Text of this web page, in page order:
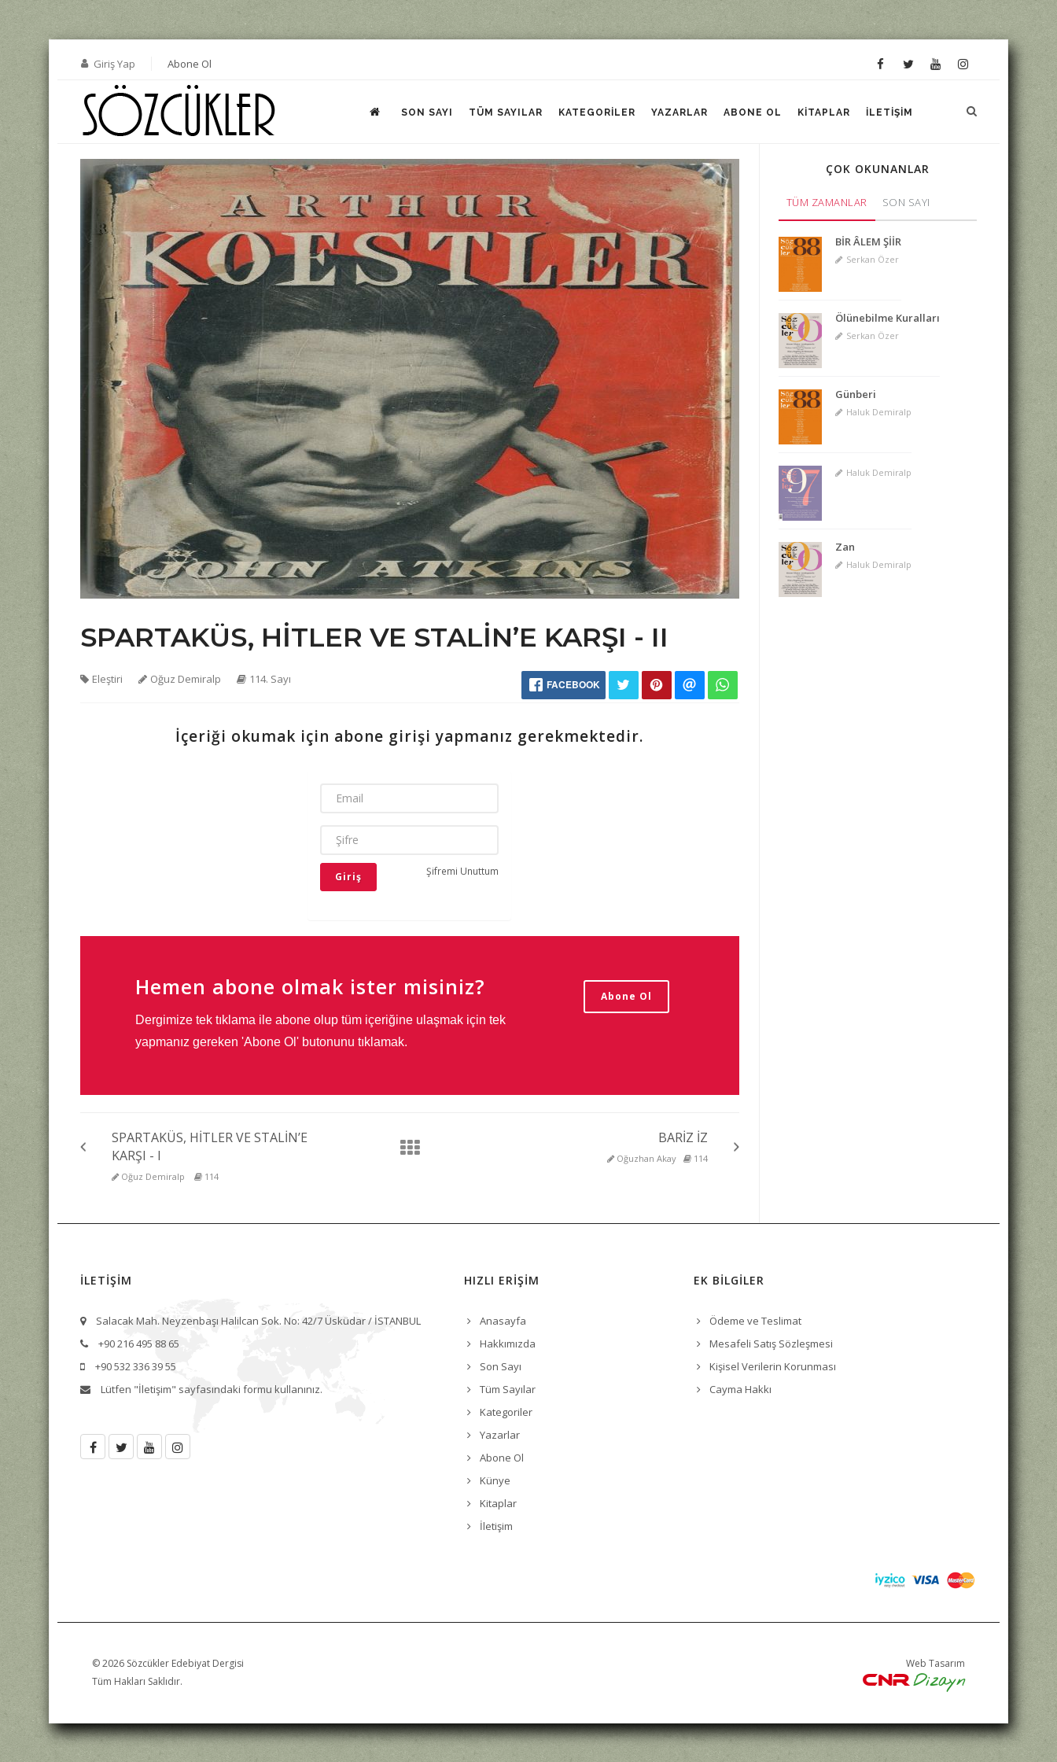
Giriş Yap Abone Ol
SON SAYI TÜM SAYILAR KATEGORILER YAZARLAR ABONE OL KITAPLAR İLETIŞIM
SPARTAKÜS, HİTLER VE STALİN’E KARŞI - II
Eleştiri Oğuz Demiralp 114. Sayı FACEBOOK
İçeriği okumak için abone girişi yapmanız gerekmektedir.
EMAIL
ŞIFRE
Şifremi Unuttum
Hemen abone olmak ister misiniz?
Dergimize tek tıklama ile abone olup tüm içeriğine ulaşmak için tek
yapmanız gereken 'Abone Ol' butonunu tıklamak.
Abone Ol
SPARTAKÜS, HİTLER VE STALİN’E
KARŞI - I
Oğuz Demiralp 114
BARİZ İZ
Oğuzhan Akay 114
ÇOK OKUNANLAR
TÜM ZAMANLAR SON SAYI
BİR ÂLEM ŞİİR
Serkan Özer
Ölünebilme Kuralları
Serkan Özer
Günberi
Haluk Demiralp
Haluk Demiralp
Zan
Haluk Demiralp
İLETİŞİM
Salacak Mah. Neyzenbaşı Halilcan Sok. No: 42/7 Üsküdar / İSTANBUL
+90 216 495 88 65
+90 532 336 39 55
Lütfen "İletişim" sayfasındaki formu kullanınız.
HIZLI ERİŞİM
Anasayfa
Hakkımızda
Son Sayı
Tüm Sayılar
Kategoriler
Yazarlar
Abone Ol
Künye
Kitaplar
İletişim
EK BİLGİLER
Ödeme ve Teslimat
Mesafeli Satış Sözleşmesi
Kişisel Verilerin Korunması
Cayma Hakkı
© 2026 Sözcükler Edebiyat Dergisi
Tüm Hakları Saklıdır.
Web Tasarım
CNRDizayn